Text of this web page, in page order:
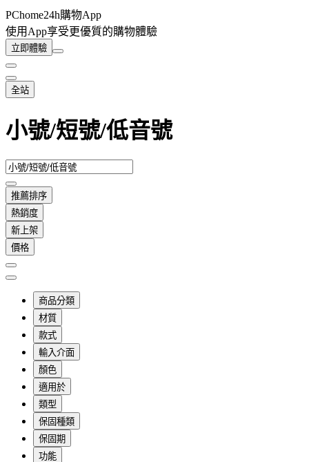
PChome24h購物App
使用App享受更優質的購物體驗
立即體驗
全站
小號/短號/低音號
推薦排序
熱銷度
新上架
價格
商品分類
材質
款式
輸入介面
顏色
適用於
類型
保固種類
保固期
功能